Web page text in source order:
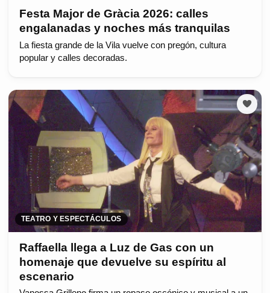
Festa Major de Gràcia 2026: calles
engalanadas y noches más tranquilas
La fiesta grande de la Vila vuelve con pregón, cultura
popular y calles decoradas.
TEATRO Y ESPECTÁCULOS
Raffaella llega a Luz de Gas con un
homenaje que devuelve su espíritu al
escenario